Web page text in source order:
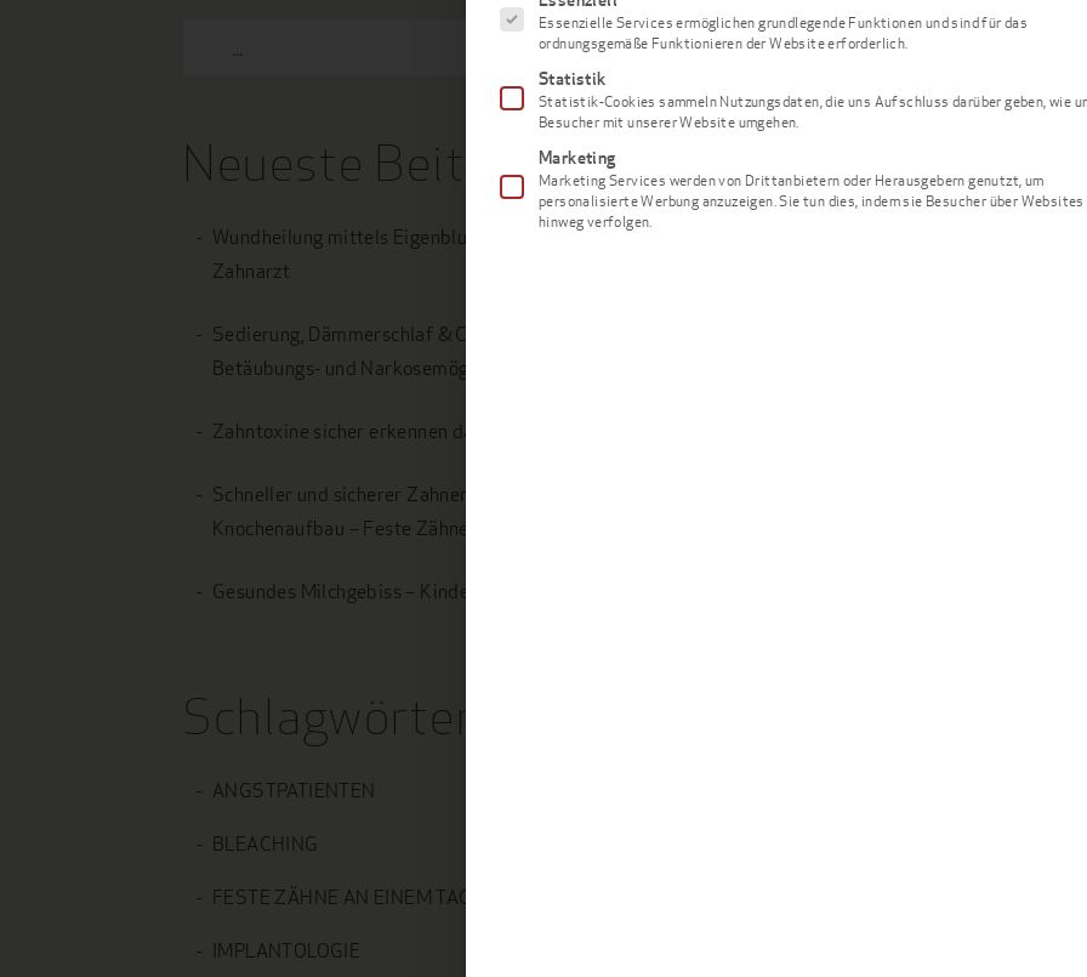
Talente-Website stellen
Praxis vor und
inklusive! Schauen Sie
Neueste Beiträge
Wundheilung mittels Eigenbluttherapie beim
Zahnarzt
Sedierung, Dämmerschlaf & Co. – Welche
Betäubungs- und Narkosemöglichkeiten gibt es?
Zahntoxine sicher erkennen dank OroTox®
Schneller und sicherer Zahnersatz ohne
Knochenaufbau – Feste Zähne an einem Tag
Gesundes Milchgebiss – Kinderzähne richtig pflegen
Schlagwörter
ANGSTPATIENTEN
BLEACHING
FESTE ZÄHNE AN EINEM TAG
IMPLANTOLOGIE
Essenzielle Services ermöglichen grundlegende Funktionen und sind für das
ordnungsgemäße Funktionieren der Website erforderlich.
Statistik
Statistik-Cookies sammeln Nutzungsdaten, die uns Aufschluss darüber geben, wie
Besucher mit unserer Website umgehen.
Marketing
Marketing Services werden von Drittanbietern oder Herausgebern genutzt, um
personalisierte Werbung anzuzeigen. Sie tun dies, indem sie Besucher über Websites
hinweg verfolgen.